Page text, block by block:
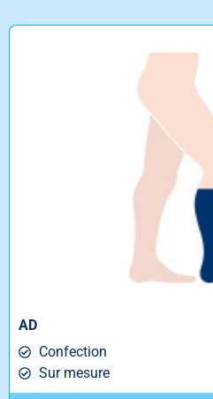
AD
Confection
Sur mesure